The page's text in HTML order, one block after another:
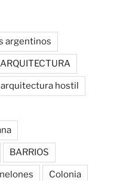
argentinos
ARQUITECTURA
arquitectura hostil
BARRIOS
Colonia